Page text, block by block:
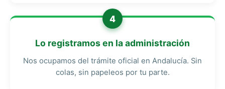
4
Lo registramos en la administración
Nos ocupamos del trámite oficial en Andalucía. Sin
colas, sin papeleos por tu parte.